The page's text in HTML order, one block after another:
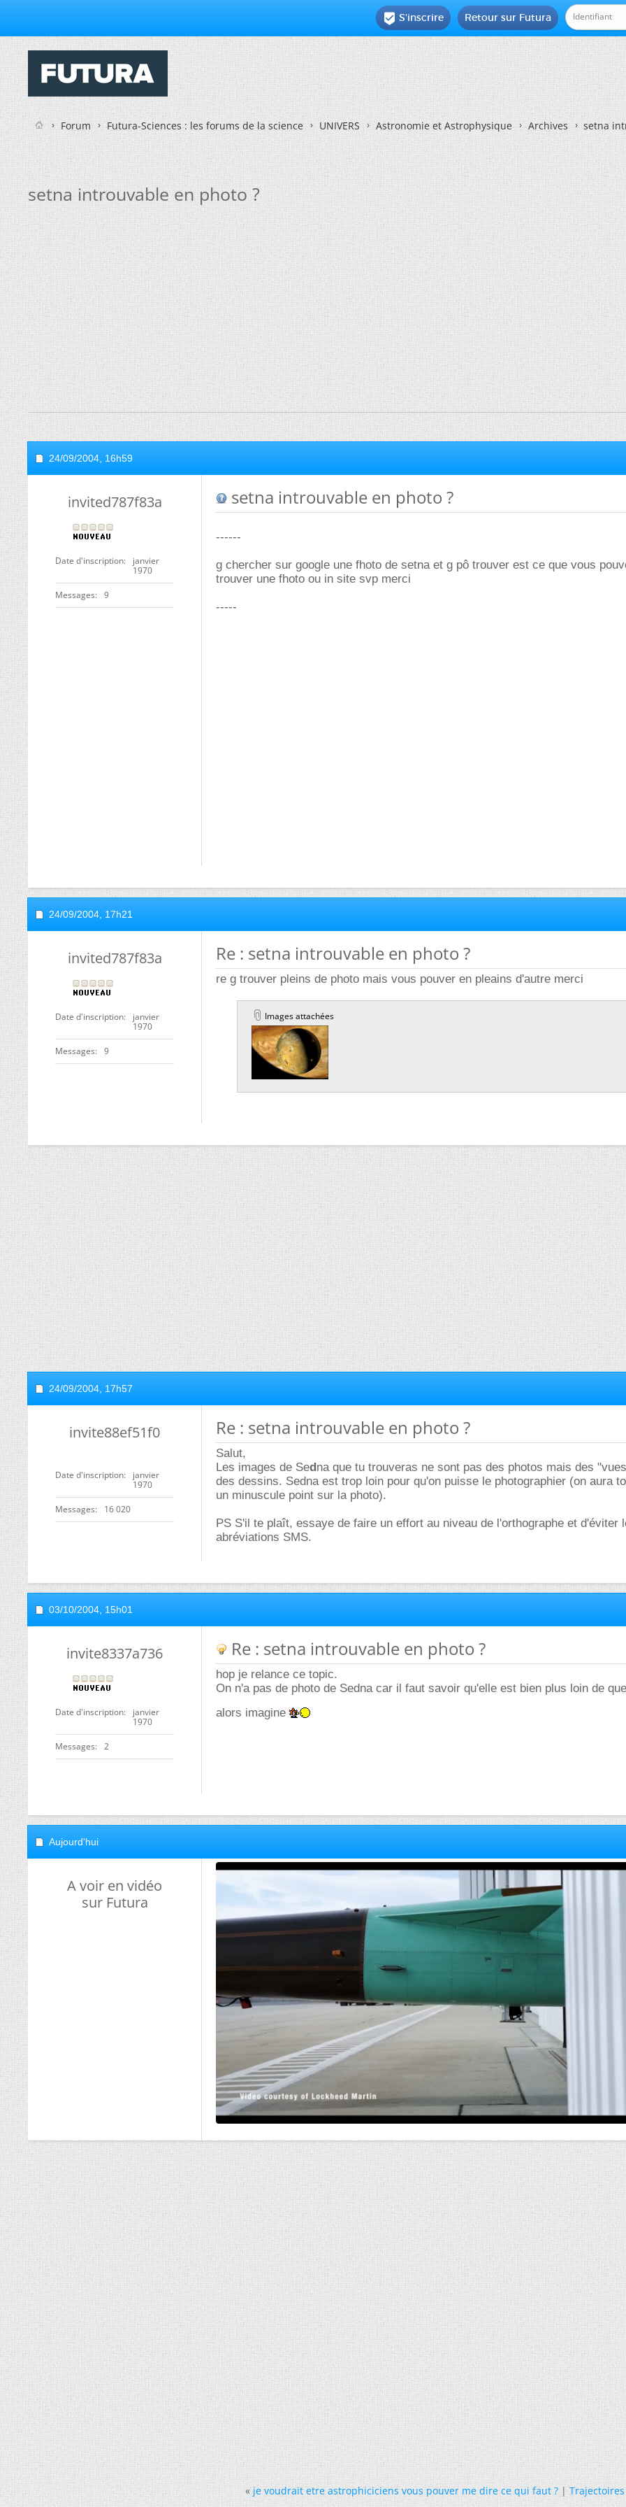
Retour sur Futura
 S'inscrire
Forum Futura-Sciences : les forums de la science UNIVERS Astronomie et Astrophysique Archives setna
setna introuvable en photo ?
24/09/2004, 16h59
invited787f83a
Date d'inscription
janvier
1970
Messages 9
setna introuvable en photo ?
------
g chercher sur google une fhoto de setna et g pô trouver est ce que vous
trouver une fhoto ou in site svp merci
-----
24/09/2004, 17h21
invited787f83a
Date d'inscription
janvier
1970
Messages 9
Re : setna introuvable en photo ?
re g trouver pleins de photo mais vous pouver en pleains d'autre merci
Images attachées
24/09/2004, 17h57
invite88ef51f0
Date d'inscription
janvier
1970
Messages 16 020
Re : setna introuvable en photo ?
Salut,
Les images de Sedna que tu trouveras ne sont pas des photos mais des
des dessins. Sedna est trop loin pour qu'on puisse le photographier (on aura
un minuscule point sur la photo).
PS S'il te plaît, essaye de faire un effort au niveau de l'orthographe et d'éviter
abréviations SMS.
03/10/2004, 15h01
invite8337a736
Date d'inscription
janvier
1970
Messages 2
Re : setna introuvable en photo ?
hop je relance ce topic.
On n'a pas de photo de Sedna car il faut savoir qu'elle est bien plus loin de
alors imagine
Aujourd'hui
A voir en vidéo
sur Futura
« je voudrait etre astrophiciciens vous pouver me dire ce qui faut ?|